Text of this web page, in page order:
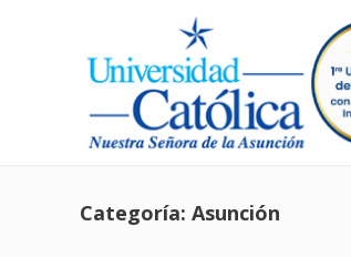
Categoría: Asunción